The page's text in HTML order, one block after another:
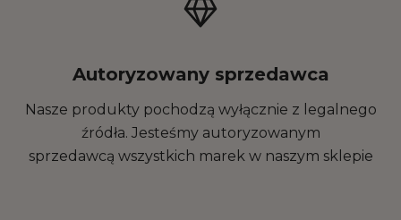
Autoryzowany sprzedawca
Nasze produkty pochodzą wyłącznie z legalnego
źródła. Jesteśmy autoryzowanym
sprzedawcą wszystkich marek w naszym sklepie